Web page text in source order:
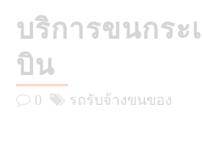
บริการขนกระ
บิน
0 รถรับจ้างขนของ